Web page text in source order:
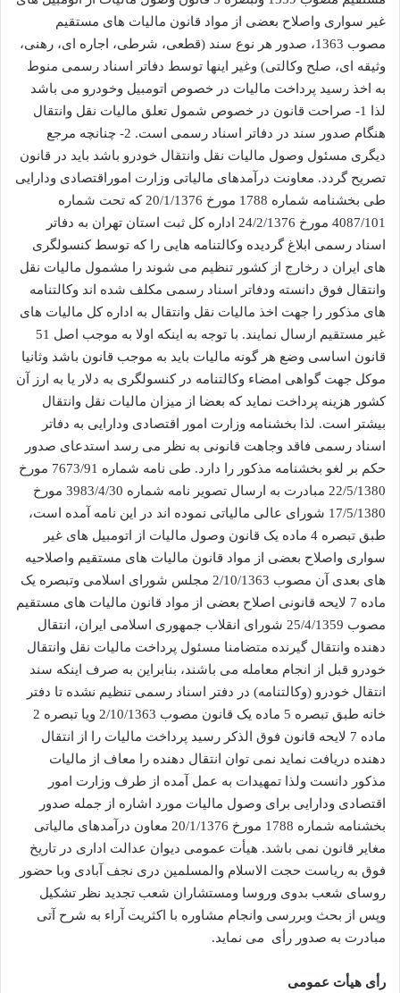
غیر سواری واصلاح بعضی از مواد قانون مالیات های مستقیم
مصوب 1363، صدور هر نوع سند (قطعی، شرطی، اجاره ای، رهنی،
وثیقه ای، صلح وکالتی) وغیر اینها توسط دفاتر اسناد رسمی منوط
به اخذ رسید پرداخت مالیات در خصوص اتومبیل وخودرو می باشد
لذا 1- صراحت قانون در خصوص شمول تعلق مالیات نقل وانتقال
هنگام صدور سند در دفاتر اسناد رسمی است. 2- چنانچه مرجع
دیگری مسئول وصول مالیات نقل وانتقال خودرو باشد باید در قانون
تصریح گردد. معاونت درآمدهای مالیاتی وزارت اموراقتصادی ودارایی
طی بخشنامه شماره 1788 مورخ 20/1/1376 که تحت شماره
4087/101 مورخ 24/2/1376 اداره کل ثبت استان تهران به دفاتر
اسناد رسمی ابلاغ گردیده وکالتنامه هایی را که توسط کنسولگری
های ایران د رخارج از کشور تنظیم می شوند را مشمول مالیات نقل
وانتقال فوق دانسته ودفاتر اسناد رسمی مکلف شده اند وکالتنامه
های مذکور را جهت اخذ مالیات نقل وانتقال به اداره کل مالیات های
غیر مستقیم ارسال نمایند. با توجه به اینکه اولا به موجب اصل 51
قانون اساسی وضع هر گونه مالیات باید به موجب قانون باشد وثانیا
موکل جهت گواهی امضاء وکالتنامه در کنسولگری به دلار یا به ارز آن
کشور هزینه پرداخت نماید که بعضا از میزان مالیات نقل وانتقال
بیشتر است. لذا بخشنامه وزارت امور اقتصادی ودارایی به دفاتر
اسناد رسمی فاقد وجاهت قانونی به نظر می رسد استدعای صدور
حکم بر لغو بخشنامه مذکور را دارد. طی نامه شماره 7673/91 مورخ
22/5/1380 مبادرت به ارسال تصویر نامه شماره 3983/4/30 مورخ
17/5/1380 شورای عالی مالیاتی نموده اند در این نامه آمده است،
طبق تبصره 4 ماده یک قانون وصول مالیات از اتومبیل های غیر
سواری واصلاح بعضی از مواد قانون مالیات های مستقیم واصلاحیه
های بعدی آن مصوب 2/10/1363 مجلس شورای اسلامی وتبصره یک
ماده 7 لایحه قانونی اصلاح بعضی از مواد قانون مالیات های مستقیم
مصوب 25/4/1359 شورای انقلاب جمهوری اسلامی ایران، انتقال
دهنده وانتقال گیرنده متضامنا مسئول پرداخت مالیات نقل وانتقال
خودرو قبل از انجام معامله می باشند، بنابراین به صرف اینکه سند
انتقال خودرو (وکالتنامه) در دفتر اسناد رسمی تنظیم نشده تا دفتر
خانه طبق تبصره 5 ماده یک قانون مصوب 2/10/1363 ویا تبصره 2
ماده 7 لایحه قانون فوق الذکر رسید پرداخت مالیات را از انتقال
دهنده دریافت نماید نمی توان انتقال دهنده را معاف از مالیات
مذکور دانست ولذا تمهیدات به عمل آمده از طرف وزارت امور
اقتصادی ودارایی برای وصول مالیات مورد اشاره از جمله صدور
بخشنامه شماره 1788 مورخ 20/1/1376 معاون درآمدهای مالیاتی
مغایر قانون نمی باشد. هیأت عمومی دیوان عدالت اداری در تاریخ
فوق به ریاست حجت الاسلام والمسلمین دری نجف آبادی وبا حضور
روسای شعب بدوی وروسا ومستشاران شعب تجدید نظر تشکیل
وپس از بحث وبررسی وانجام مشاوره با اکثریت آراء به شرح آتی
مبادرت به صدور رأی می نماید.
رأی هیأت عمومی